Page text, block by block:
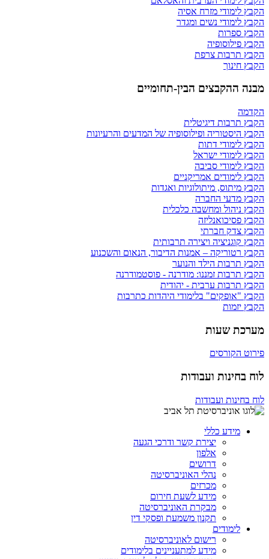
הקבץ לימודי מזרח אסיה
הקבץ לימודי נשים ומגדר
הקבץ ספרות
הקבץ פילוסופיה
הקבץ תרבות צרפת
הקבץ חינוך
מבנה ההקבצים הבין-תחומיים
הקדמה
הקבץ תרבות דיגיטלית
הקבץ היסטוריה ופילוסופיה של המדעים והרעיונות
הקבץ לימודי דתות
הקבץ לימודי ישראל
הקבץ לימודי סביבה
הקבץ לימודים אמריקניים
הקבץ מיתוס, מיתולוגיות ואגדות
הקבץ מדעי החברה
הקבץ ניהול ומחשבה כלכלית
הקבץ פסיכואנליזה
הקבץ צדק חברתי
הקבץ קוגניציה ויצירה תרבותית
הקבץ רטוריקה – אמנות הדיבור, הנאום והשכנוע
הקבץ תרבות הילד והנוער
הקבץ תרבות זמננו: מודרנה - פוסטמודרנה
הקבץ תרבות ערבית - יהודית
הקבץ "אופקים" בלימודי היהדות כתרבות
הקבץ יזמות
מערכת שעות
פירוט הקורסים
לוח בחינות ועבודות
לוח בחינות ועבודות
מידע כללי
יצירת קשר ודרכי הגעה
אלפון
דרושים
נהלי האוניברסיטה
מכרזים
מידע לשעת חירום
מבקרת האוניברסיטה
תקנון משמעת ופסקי דין
לימודים
רישום לאוניברסיטה
מידע למתעניינים בלימודים